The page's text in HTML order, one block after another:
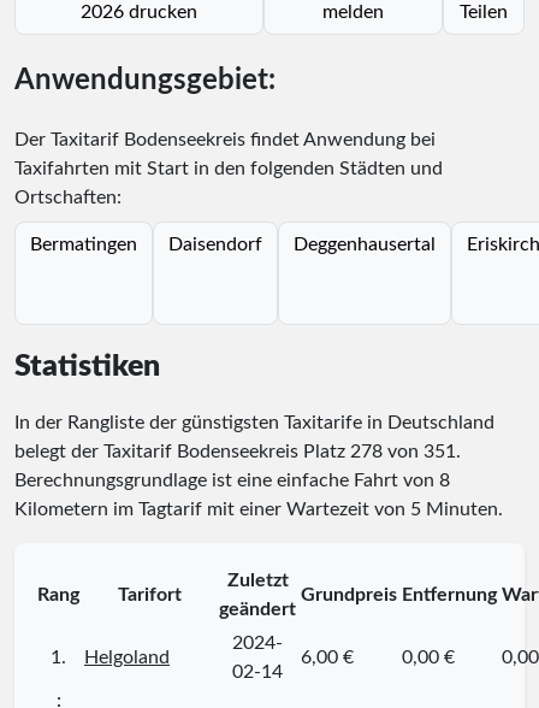
2026 drucken
melden
Teilen
Anwendungsgebiet:
Der Taxitarif Bodenseekreis findet Anwendung bei
Taxifahrten mit Start in den folgenden Städten und
Ortschaften:
Bermatingen Daisendorf Deggenhausertal Eriskirch
Statistiken
In der Rangliste der günstigsten Taxitarife in Deutschland
belegt der Taxitarif Bodenseekreis Platz 278 von 351.
Berechnungsgrundlage ist eine einfache Fahrt von 8
Kilometern im Tagtarif mit einer Wartezeit von 5 Minuten.
Rang Tarifort
Zuletzt
geändert
Grundpreis Entfernung
1. Helgoland
2024-
02-14
6,00 € 0,00 €